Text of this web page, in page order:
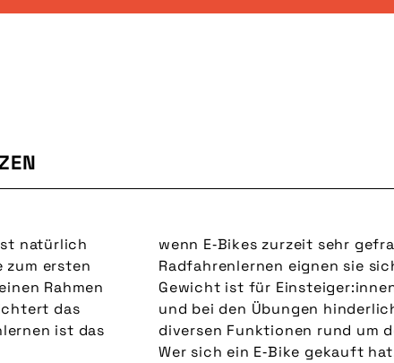
natürlich
zum ersten
Rahmen
das
ist das
wenn E‑Bikes zurzeit sehr
Radfahrenlernen eignen sie
Gewicht ist für
und bei den Übungen
diversen Funktionen rund um
Wer sich ein E‑Bike gekauft